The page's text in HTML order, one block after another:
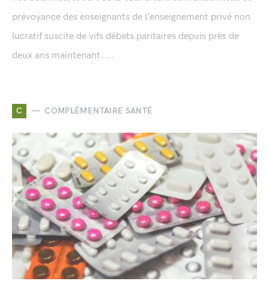
prévoyance des enseignants de l’enseignement privé non
lucratif suscite de vifs débats paritaires depuis près de
deux ans maintenant. ...
C COMPLÉMENTAIRE SANTÉ